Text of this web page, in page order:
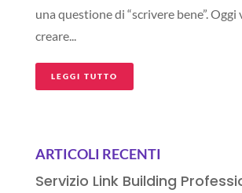
una questione di “scrivere bene”. Oggi
creare...
LEGGI TUTTO
ARTICOLI RECENTI
Servizio Link Building